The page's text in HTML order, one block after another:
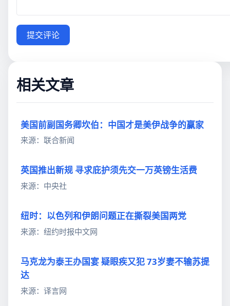
提交评论
相关文章
美国前副国务卿坎伯：中国才是美伊战争的赢家
来源：联合新闻
英国推出新规 寻求庇护须先交一万英镑生活费
来源：中央社
纽时：以色列和伊朗问题正在撕裂美国两党
来源：纽约时报中文网
马克龙为泰王办国宴 疑眼疾又犯 73岁妻不输苏提
达
来源：译言网